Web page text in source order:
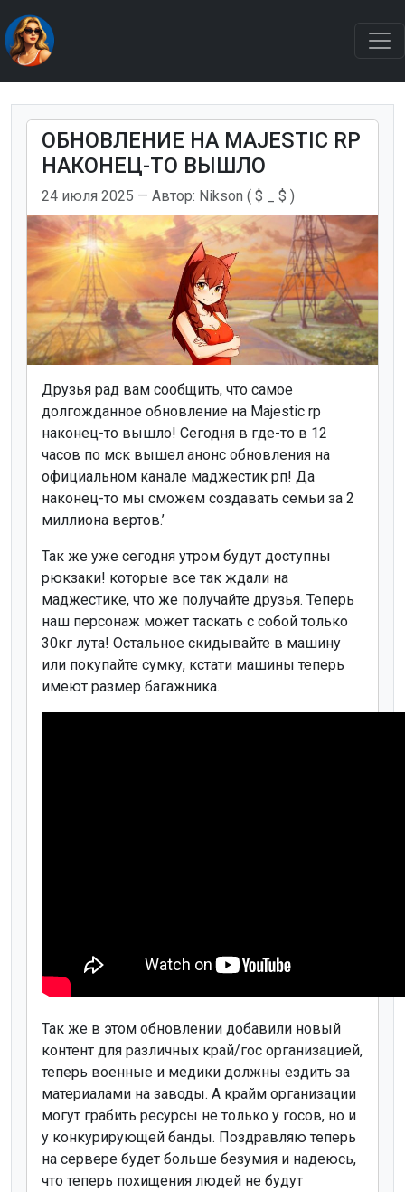
ОБНОВЛЕНИЕ НА MAJESTIC RP
НАКОНЕЦ-ТО ВЫШЛО
24 июля 2025 — Автор: Nikson ( $ _ $ )
Друзья рад вам сообщить, что самое
долгожданное обновление на Majestic rp
наконец-то вышло! Сегодня в где-то в 12
часов по мск вышел анонс обновления на
официальном канале маджестик рп! Да
наконец-то мы сможем создавать семьи за 2
миллиона вертов.’
Так же уже сегодня утром будут доступны
рюкзаки! которые все так ждали на
маджестике, что же получайте друзья. Теперь
наш персонаж может таскать с собой только
30кг лута! Остальное скидывайте в машину
или покупайте сумку, кстати машины теперь
имеют размер багажника.
Так же в этом обновлении добавили новый
контент для различных край/гос организацией,
теперь военные и медики должны ездить за
материалами на заводы. А крайм организации
могут грабить ресурсы не только у госов, но и
у конкурирующей банды. Поздравляю теперь
на сервере будет больше безумия и надеюсь,
что теперь похищения людей не будут